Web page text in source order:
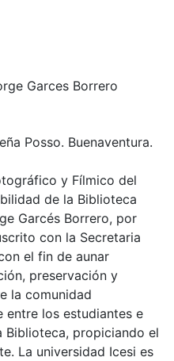
Garces Borrero
Posso. Buenaventura.
y Fílmico del
de la Biblioteca
Garcés Borrero, por
con la Secretaria
el fin de aunar
preservación y
la comunidad
entre los estudiantes e
Biblioteca, propiciando el
La universidad Icesi es